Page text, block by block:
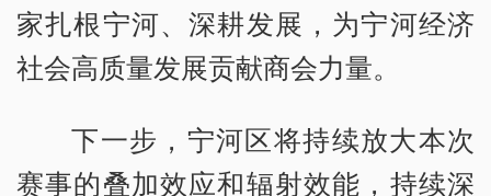
家扎根宁河、深耕发展，为宁河经济
社会高质量发展贡献商会力量。
下一步，宁河区将持续放大本次
赛事的叠加效应和辐射效能，持续深